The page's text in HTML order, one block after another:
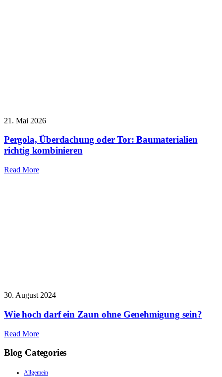
21. Mai 2026
Pergola, Überdachung oder Tor: Baumaterialien
richtig kombinieren
Read More
30. August 2024
Wie hoch darf ein Zaun ohne Genehmigung sein?
Read More
Blog Categories
Allgemein